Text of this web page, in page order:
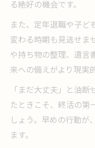
る絶好の機会です。
また、定年退職や子ど
変わる時期も見逃せま
や持ち物の整理、遺言
来への備えがより現実
「まだ大丈夫」と油
たときこそ、終活の第
しょう。早めの行動が
ます。